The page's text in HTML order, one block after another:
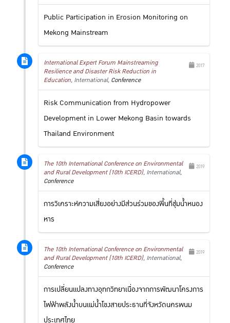
Public Participation in Erosion Monitoring on
Mekong Mainstream
2017
International Expert Forum Mainstreaming
Resilience and Disaster Risk Reduction in
Education, International, Conference
Risk Communication from Hydropower
Development in Lower Mekong Basin towards
Thailand Environment
2019
The 10th International Conference on Environmental
and Rural Development (10th ICERD), International,
Conference
การวิเคราะห์ความเสี่ยงอย่างมีส่วนร่วมของพื้นที่ชุ่มน้ำหนอง
หาร
2019
The 10th International Conference on Environmental
and Rural Development (10th ICERD), International,
Conference
การเปลี่ยนแปลงทางอุทกวิทยาเนื่องจากการพัฒนาโครงการ
ไฟฟ้าพลังน้ำบนแม่น้ำโขงสายประธานที่จังหวัดนครพนม
ประเทศไทย